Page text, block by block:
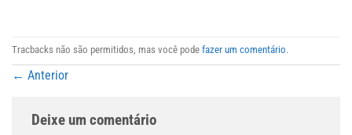
Tracbacks não são permitidos, mas você pode fazer um comentário.
← Anterior
Deixe um comentário